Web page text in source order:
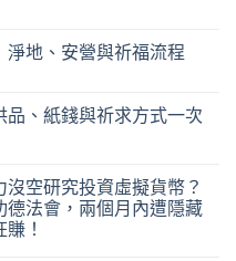
淨地、安營與祈福流程
品、紙錢與祈求方式一次
沒空研究投資虛擬貨幣？
法會，兩個月內遭隱藏
！